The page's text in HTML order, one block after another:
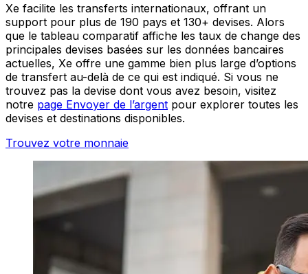
Xe facilite les transferts internationaux, offrant un
support pour plus de 190 pays et 130+ devises. Alors
que le tableau comparatif affiche les taux de change des
principales devises basées sur les données bancaires
actuelles, Xe offre une gamme bien plus large d’options
de transfert au-delà de ce qui est indiqué. Si vous ne
trouvez pas la devise dont vous avez besoin, visitez
notre page Envoyer de l’argent pour explorer toutes les
devises et destinations disponibles.
Trouvez votre monnaie